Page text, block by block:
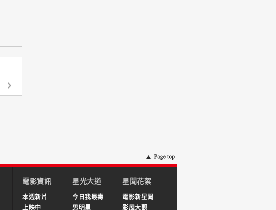
電影資訊
本週新片
上映中
星光大道
今日我最壽
男明星
星聞花絮
電影新星聞
影展大觀